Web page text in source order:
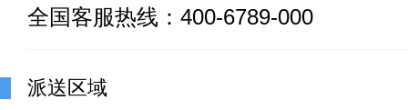
全国客服热线：400-6789-000
派送区域